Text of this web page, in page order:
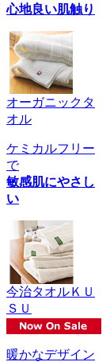
心地良い肌触り
オーガニックタ
オル
ケミカルフリー
で
敏感肌にやさし
い
今治タオルＫＵ
ＳＵ
暖かなデザイン